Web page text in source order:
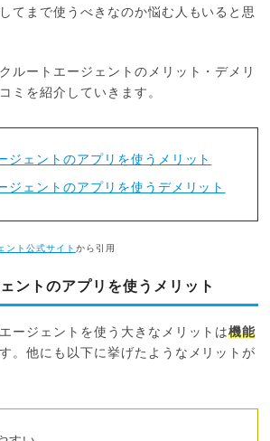
てまで使うべきなのか悩む人もいると思
ルートエージェントのメリット・デメリ
ミを紹介していきます。
ジェントのアプリを使うメリット
ジェントのアプリを使うデメリット
ント公式サイト から引用
ントのアプリを使うメリット
ージェントを使う大きなメリットは機能
。他にも以下に挙げたようなメリットが